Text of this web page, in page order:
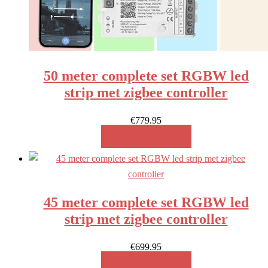
50 meter complete set RGBW led
strip met zigbee controller
€779.95
45 meter complete set RGBW led
strip met zigbee controller
€699.95